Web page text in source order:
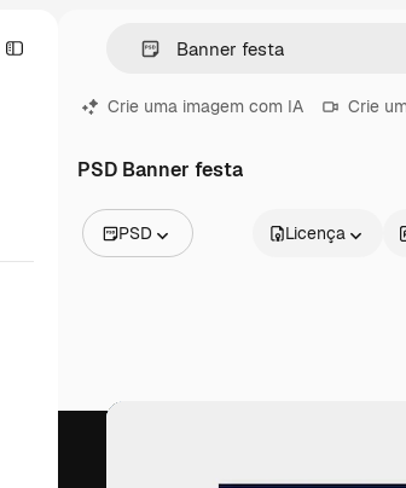
Crie uma imagem com IA Crie
PSD Banner festa
PSD
Vídeos
Licença